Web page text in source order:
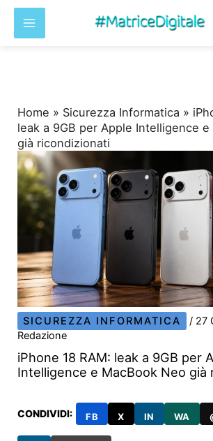
Home » Sicurezza Informatica »
leak a 9GB per Apple Intelligence
già ricondizionati
SICUREZZA INFORMATICA / 27
Redazione
iPhone 18 RAM: leak a 9GB per
Intelligence e MacBook Neo già
CONDIVIDI: FB X IN WA